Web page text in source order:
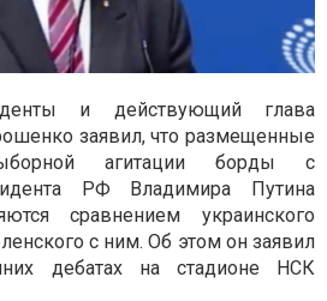
и действующий глава
заявил, что размещенные
агитации борды с
РФ Владимира Путина
сравнением украинского
с ним. Об этом он заявил
дебатах на стадионе НСК